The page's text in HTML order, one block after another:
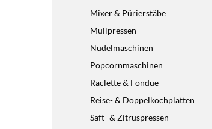
Mixer & Pürierstäbe
Müllpressen
Nudelmaschinen
Popcornmaschinen
Raclette & Fondue
Reise- & Doppelkochplatten
Saft- & Zitruspressen